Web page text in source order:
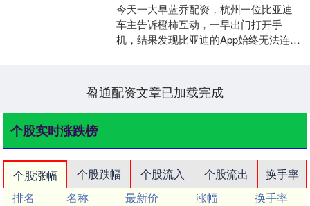
今天一大早蓝乔配资，杭州一位比亚迪
车主告诉橙柿互动，一早出门打开手
机，结果发现比亚迪的App始终无法连
盈通配资文章已加载完成
个股实时涨跌榜
个股涨幅 个股跌幅 个股流入 个股流出
换手率
排名
名称 最新价 涨幅
换手率